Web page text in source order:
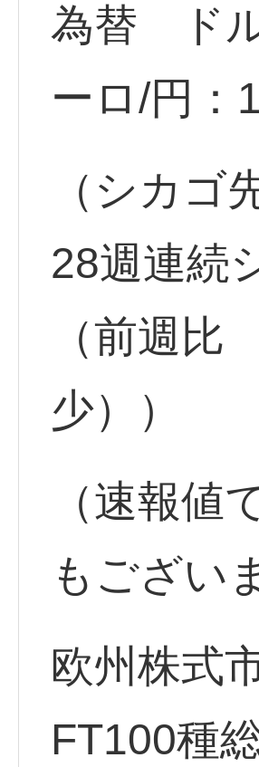
為替 ド
ーロ/円：
（シカ
28週連続
（前週
少））
（速報値
もござい
欧州株式
FT100種